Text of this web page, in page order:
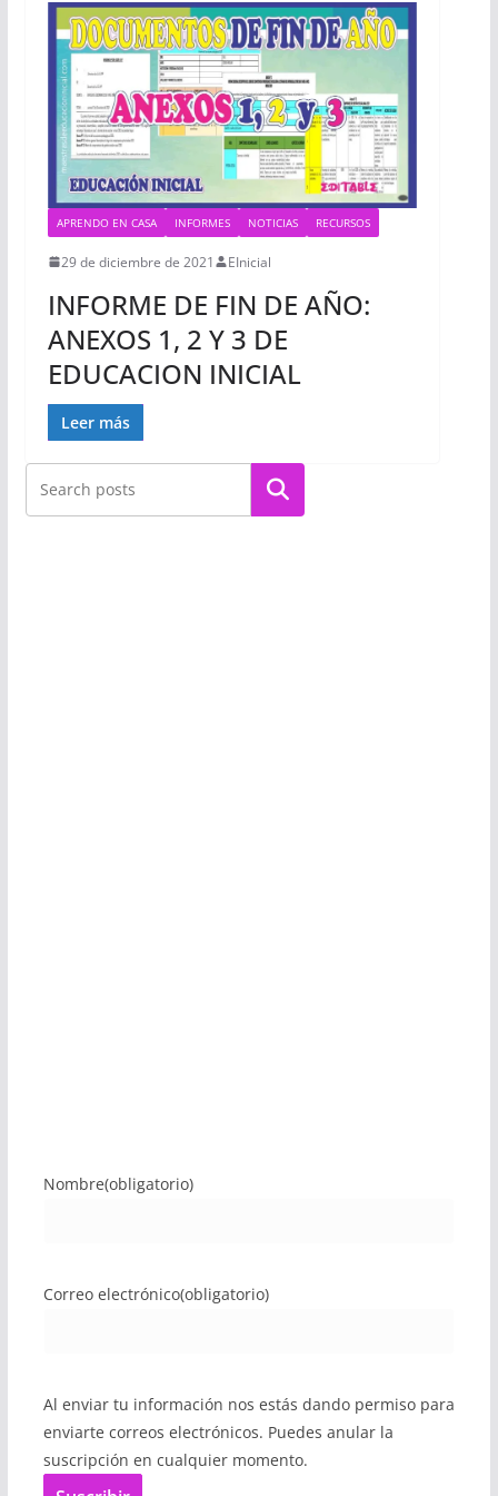
APRENDO EN CASA INFORMES NOTICIAS RECURSOS
29 de diciembre de 2021 EInicial
INFORME DE FIN DE AÑO:
ANEXOS 1, 2 Y 3 DE
EDUCACION INICIAL
Leer más
Buscar
Nombre(obligatorio)
Correo electrónico(obligatorio)
Al enviar tu información nos estás dando permiso para
enviarte correos electrónicos. Puedes anular la
suscripción en cualquier momento.